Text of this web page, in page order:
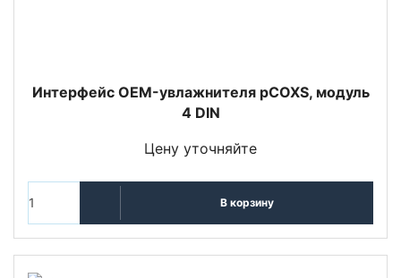
Интерфейс OEM-увлажнителя pCOXS, модуль
4 DIN
Цену уточняйте
В корзину